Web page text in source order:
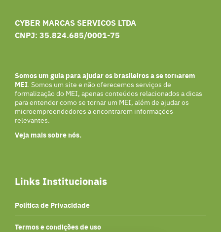
CYBER MARCAS SERVICOS LTDA
CNPJ: 35.824.685/0001-75
Somos um guia para ajudar os brasileiros a se tornarem
MEI . Somos um site e não oferecemos serviços de
formalização do MEI, apenas conteúdos relacionados a dicas
para entender como se tornar um MEI, além de ajudar os
microempreendedores a encontrarem informações
relevantes.
Veja mais sobre nós.
Links Institucionais
Política de Privacidade
Termos e condições de uso